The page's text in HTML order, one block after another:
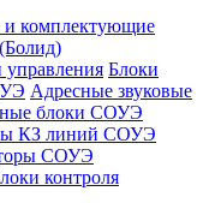
комплектующие
Блоки
Адресные звуковые
блоки СОУЭ
КЗ линий СОУЭ
СОУЭ
контроля